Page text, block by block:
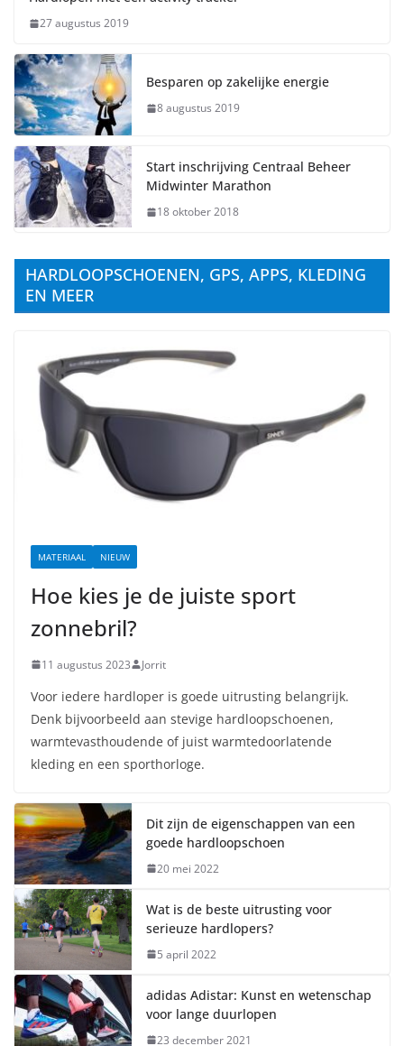
27 augustus 2019
Besparen op zakelijke energie
8 augustus 2019
Start inschrijving Centraal Beheer
Midwinter Marathon
18 oktober 2018
HARDLOOPSCHOENEN, GPS, APPS, KLEDING
EN MEER
MATERIAAL NIEUW
Hoe kies je de juiste sport
zonnebril?
11 augustus 2023 Jorrit
Voor iedere hardloper is goede uitrusting belangrijk.
Denk bijvoorbeeld aan stevige hardloopschoenen,
warmtevasthoudende of juist warmtedoorlatende
kleding en een sporthorloge.
Dit zijn de eigenschappen van een
goede hardloopschoen
20 mei 2022
Wat is de beste uitrusting voor
serieuze hardlopers?
5 april 2022
adidas Adistar: Kunst en wetenschap
voor lange duurlopen
23 december 2021